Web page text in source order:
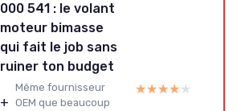
000 541 : le volant
moteur bimasse
qui fait le job sans
ruiner ton budget
+
Même fournisseur
OEM que beaucoup
★★★★★
★★★★★